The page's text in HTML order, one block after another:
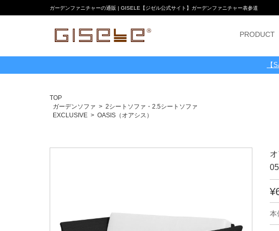
ガーデンファニチャーの通販 | GISELE【ジゼル公式サイト】ガーデンファニチャー表参道
PRODUCT
【
TOP
ガーデンソファ
2シートソファ・2.5シートソファ
EXCLUSIVE
OASIS（オアシス）
本